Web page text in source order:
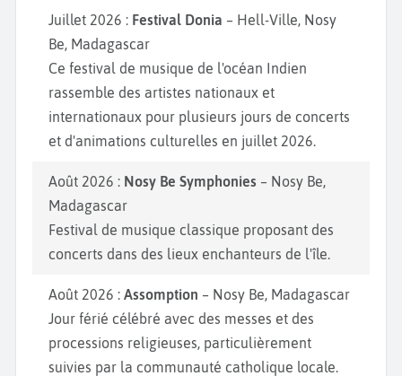
Juillet 2026 : Festival Donia – Hell-Ville, Nosy
Be, Madagascar
Ce festival de musique de l'océan Indien
rassemble des artistes nationaux et
internationaux pour plusieurs jours de concerts
et d'animations culturelles en juillet 2026.
Août 2026 : Nosy Be Symphonies – Nosy Be,
Madagascar
Festival de musique classique proposant des
concerts dans des lieux enchanteurs de l'île.
Août 2026 : Assomption – Nosy Be, Madagascar
Jour férié célébré avec des messes et des
processions religieuses, particulièrement
suivies par la communauté catholique locale.